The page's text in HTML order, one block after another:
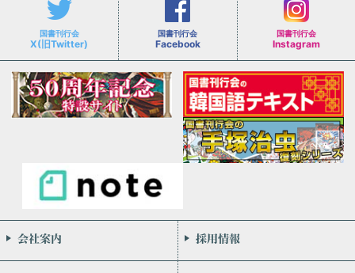
国書刊行会
X(旧Twitter)
国書刊行会
Facebook
国書刊行会
Instagram
会社案内
お問い合わせ